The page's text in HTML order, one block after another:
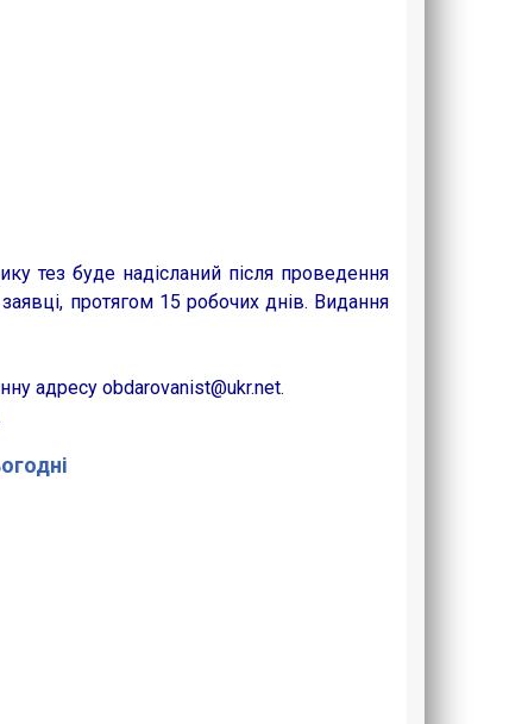
тез буде надісланий після проведення
протягом 15 робочих днів. Видання
адресу obdarovanist@ukr.net.